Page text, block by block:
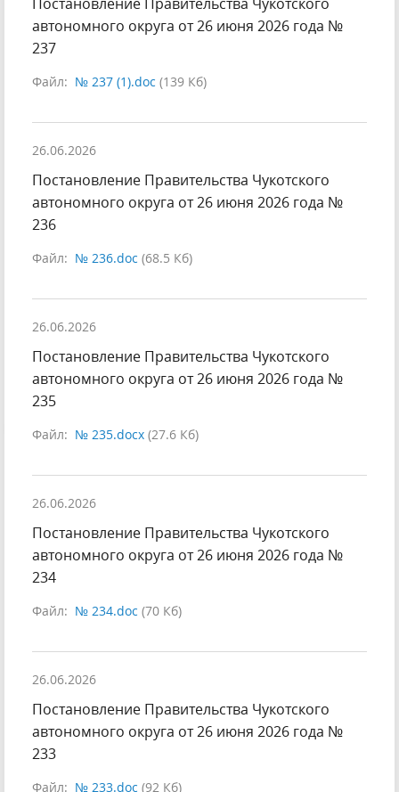
автономного округа от 26 июня 2026 года №
237
Файл: № 237 (1).doc (139 Кб)
26.06.2026
Постановление Правительства Чукотского
автономного округа от 26 июня 2026 года №
236
Файл: № 236.doc (68.5 Кб)
26.06.2026
Постановление Правительства Чукотского
автономного округа от 26 июня 2026 года №
235
Файл: № 235.docx (27.6 Кб)
26.06.2026
Постановление Правительства Чукотского
автономного округа от 26 июня 2026 года №
234
Файл: № 234.doc (70 Кб)
26.06.2026
Постановление Правительства Чукотского
автономного округа от 26 июня 2026 года №
233
Файл: № 233.doc (92 Кб)